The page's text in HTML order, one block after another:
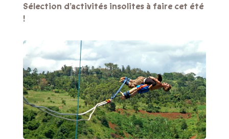
Sélection d’activités insolites à faire cet été
!